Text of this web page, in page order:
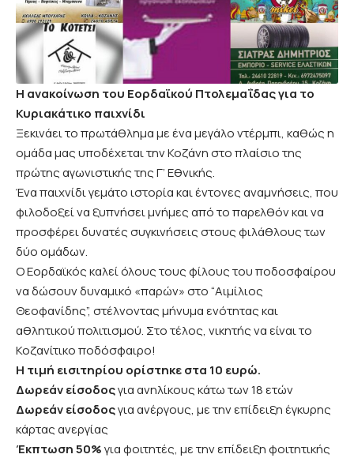
Η ανακοίνωση του Εορδαϊκού Πτολεμαΐδας για το
Κυριακάτικο παιχνίδι
Ξεκινάει το πρωτάθλημα με ένα μεγάλο ντέρμπι, καθώς η
ομάδα μας υποδέχεται την Κοζάνη στο πλαίσιο της
πρώτης αγωνιστικής της Γ’ Εθνικής.
Ένα παιχνίδι γεμάτο ιστορία και έντονες αναμνήσεις, που
φιλοδοξεί να ξυπνήσει μνήμες από το παρελθόν και να
προσφέρει δυνατές συγκινήσεις στους φιλάθλους των
δύο ομάδων.
Ο Εορδαϊκός καλεί όλους τους φίλους του ποδοσφαίρου
να δώσουν δυναμικό «παρών» στο “Αιμίλιος
Θεοφανίδης”, στέλνοντας μήνυμα ενότητας και
αθλητικού πολιτισμού. Στο τέλος, νικητής να είναι το
Κοζανίτικο ποδόσφαιρο!
Η τιμή εισιτηρίου ορίστηκε στα 10 ευρώ.
Δωρεάν είσοδοςγια ανηλίκους κάτω των 18 ετών
Δωρεάν είσοδοςγια ανέργους, με την επίδειξη έγκυρης
κάρτας ανεργίας
Έκπτωση 50%για φοιτητές, με την επίδειξη φοιτητικής